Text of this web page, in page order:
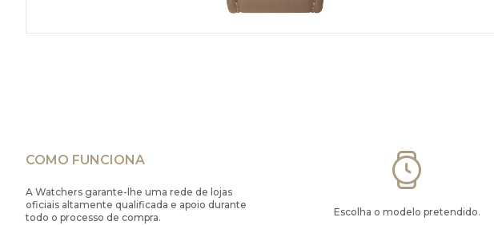
COMO FUNCIONA
A Watchers garante-lhe uma rede de lojas
oficiais altamente qualificada e apoio durante
todo o processo de compra.
Escolha o modelo pretendido.